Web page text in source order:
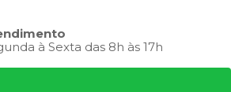
à Sexta das 8h às 17h